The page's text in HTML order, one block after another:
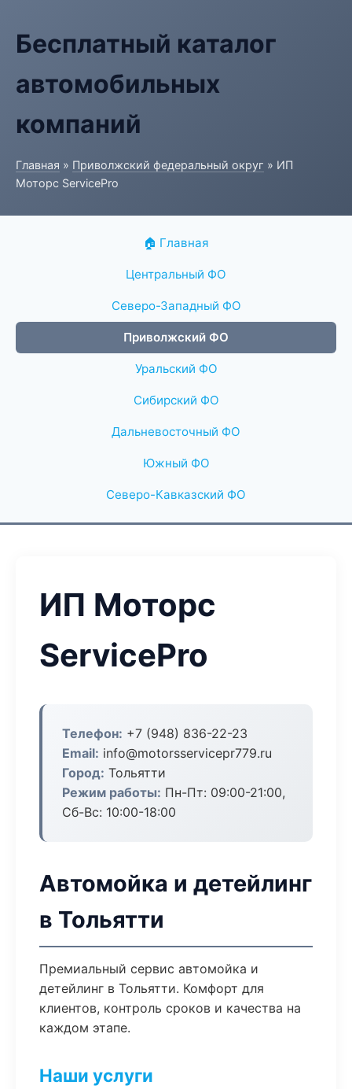
Бесплатный каталог
автомобильных
компаний
Главная » Приволжский федеральный округ » ИП
Моторс ServicePro
🏠 Главная
Центральный ФО
Северо-Западный ФО
Приволжский ФО
Уральский ФО
Сибирский ФО
Дальневосточный ФО
Южный ФО
Северо-Кавказский ФО
ИП Моторс
ServicePro
Телефон: +7 (948) 836-22-23
Email: info@motorsservicepr779.ru
Город: Тольятти
Режим работы: Пн-Пт: 09:00-21:00,
Сб-Вс: 10:00-18:00
Автомойка и детейлинг
в Тольятти
Премиальный сервис автомойка и
детейлинг в Тольятти. Комфорт для
клиентов, контроль сроков и качества на
каждом этапе.
Наши услуги